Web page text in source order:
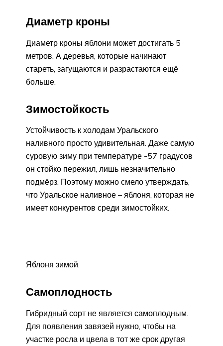
Диаметр кроны
Диаметр кроны яблони может достигать 5
метров. А деревья, которые начинают
стареть, загущаются и разрастаются ещё
больше.
Зимостойкость
Устойчивость к холодам Уральского
наливного просто удивительная. Даже самую
суровую зиму при температуре -57 градусов
он стойко пережил, лишь незначительно
подмёрз. Поэтому можно смело утверждать,
что Уральское наливное – яблоня, которая не
имеет конкурентов среди зимостойких.
Яблоня зимой.
Самоплодность
Гибридный сорт не является самоплодным.
Для появления завязей нужно, чтобы на
участке росла и цвела в тот же срок другая